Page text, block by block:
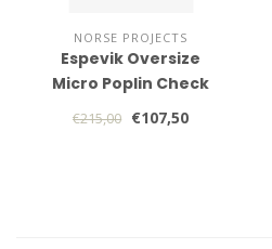
NORSE PROJECTS
Espevik Oversize
Micro Poplin Check
Shirt
€215,00 €107,50